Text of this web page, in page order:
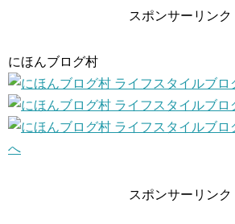
スポンサーリンク
にほんブログ村
スポンサーリンク